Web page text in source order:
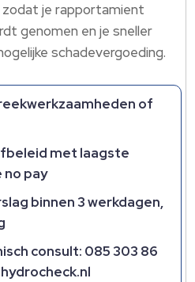
je rapportamient
genomen en je sneller
schadevergoeding.
of
met laagste
no pay
binnen 3 werkdagen,
consult: 085 303 86